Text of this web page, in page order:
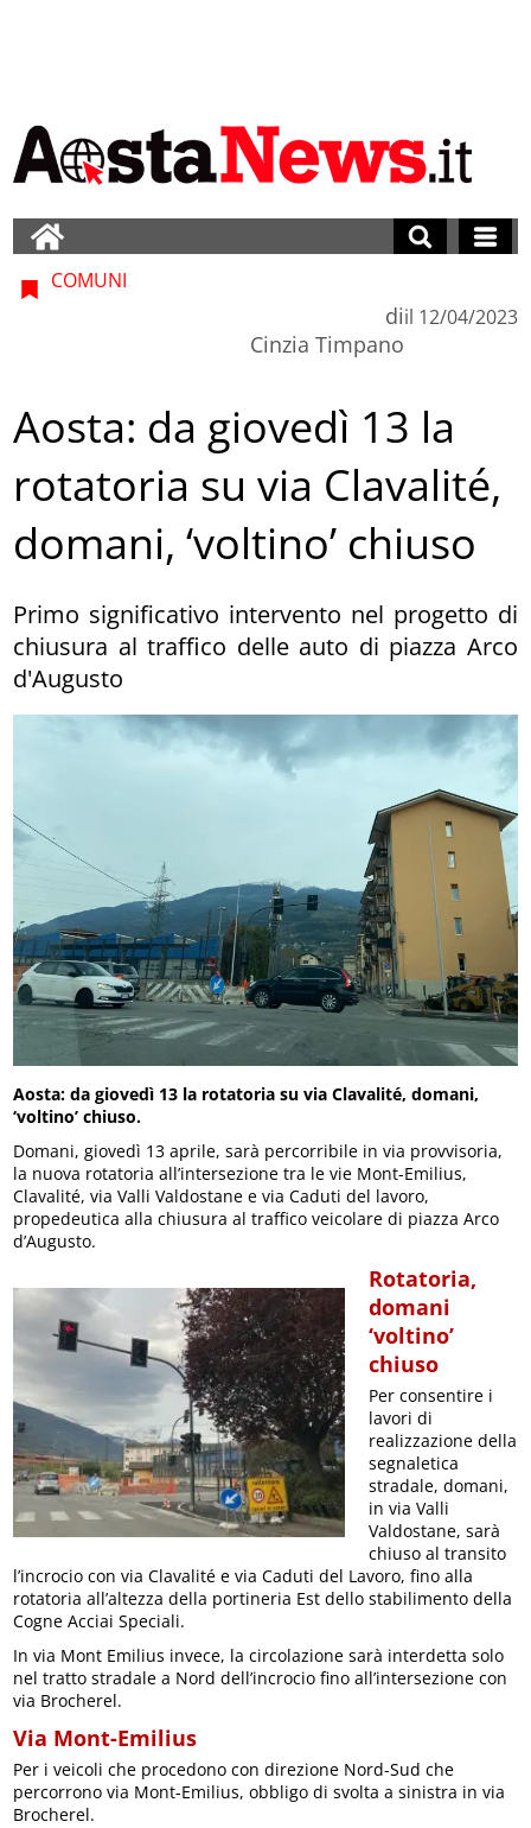
COMUNI
di
Cinzia Timpano
il 12/04/2023
Aosta: da giovedì 13 la
rotatoria su via Clavalité,
domani, ‘voltino’ chiuso
Primo significativo intervento nel progetto di
chiusura al traffico delle auto di piazza Arco
d'Augusto
Aosta: da giovedì 13 la rotatoria su via Clavalité, domani,
‘voltino’ chiuso.
Domani, giovedì 13 aprile, sarà percorribile in via provvisoria,
la nuova rotatoria all’intersezione tra le vie Mont-Emilius,
Clavalité, via Valli Valdostane e via Caduti del lavoro,
propedeutica alla chiusura al traffico veicolare di piazza Arco
d’Augusto.
Rotatoria,
domani
‘voltino’
chiuso
Per consentire i
lavori di
realizzazione della
segnaletica
stradale, domani,
in via Valli
Valdostane, sarà
chiuso al transito
l’incrocio con via Clavalité e via Caduti del Lavoro, fino alla
rotatoria all’altezza della portineria Est dello stabilimento della
Cogne Acciai Speciali.
In via Mont Emilius invece, la circolazione sarà interdetta solo
nel tratto stradale a Nord dell’incrocio fino all’intersezione con
via Brocherel.
Via Mont-Emilius
Per i veicoli che procedono con direzione Nord-Sud che
percorrono via Mont-Emilius, obbligo di svolta a sinistra in via
Brocherel.